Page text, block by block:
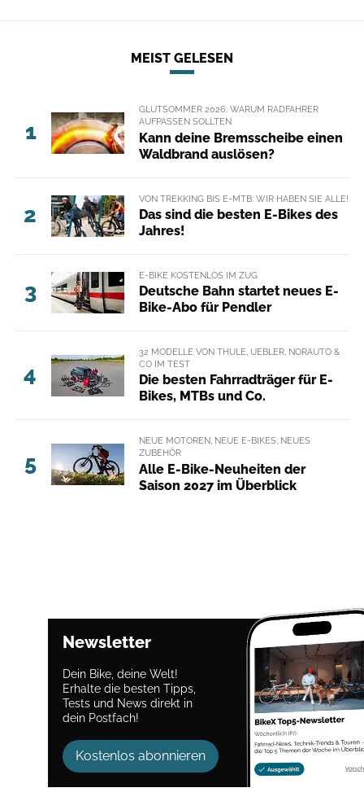
MEIST GELESEN
1
GLUTSOMMER 2026: WARUM RADFAHRER
AUFPASSEN SOLLTEN
Kann deine Bremsscheibe einen
Waldbrand auslösen?
2
VON TREKKING BIS E-MTB: WIR HABEN SIE ALLE!
Das sind die besten E-Bikes des
Jahres!
3
E-BIKE KOSTENLOS IM ZUG
Deutsche Bahn startet neues E-
Bike-Abo für Pendler
4
32 MODELLE VON THULE, UEBLER, NORAUTO &
CO IM TEST
Die besten Fahrradträger für E-
Bikes, MTBs und Co.
5
NEUE MOTOREN, NEUE E-BIKES, NEUES
ZUBEHÖR
Alle E-Bike-Neuheiten der
Saison 2027 im Überblick
Newsletter
Dein Bike, deine Welt!
Erhalte die besten Tipps,
Tests und News direkt in
dein Postfach!
Kostenlos abonnieren